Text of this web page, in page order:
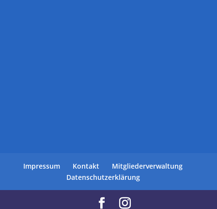
Impressum Kontakt
Mitgliederverwaltung
Datenschutzerklärung